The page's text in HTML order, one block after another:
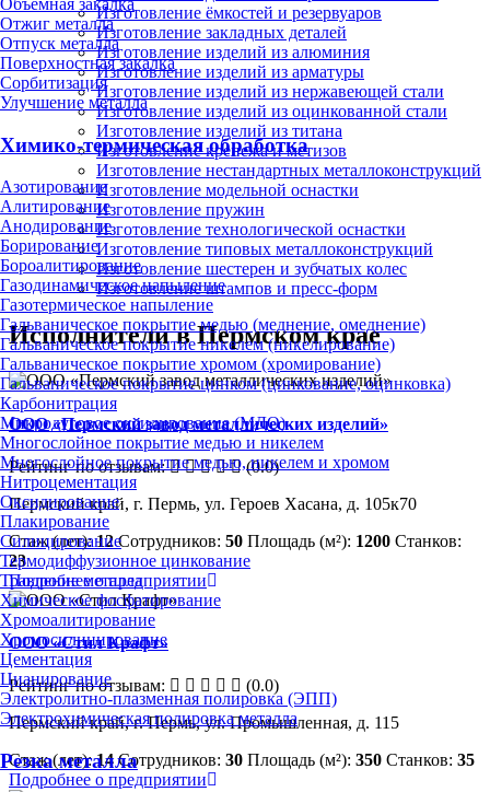
Отжиг металла
Отпуск металла
Поверхностная закалка
Сорбитизация
Улучшение металла
Химико-термическая обработка
Азотирование
Алитирование
Анодирование
Борирование
Бороалитирование
Газодинамическое напыление
Газотермическое напыление
Гальваническое покрытие медью (меднение, омеднение)
Гальваническое покрытие никелем (никелирование)
Гальваническое покрытие хромом (хромирование)
Гальваническое покрытие цинком (цинкование, оцинковка)
Карбонитрация
Микродуговое оксидирование (МДО)
Многослойное покрытие медью и никелем
Многослойное покрытие медью, никелем и хромом
Нитроцементация
Оксидирование
Плакирование
Силицирование
Термодиффузионное цинкование
Травление металла
Химическое фосфатирование
Хромоалитирование
Хромосилицирование
Цементация
Цианирование
Электролитно-плазменная полировка (ЭПП)
Электрохимическая полировка металла
Резка металла
Изготовление ёмкостей и резервуаров
Изготовление закладных деталей
Изготовление изделий из алюминия
Изготовление изделий из арматуры
Изготовление изделий из нержавеющей стали
Изготовление изделий из оцинкованной стали
Изготовление изделий из титана
Изготовление крепежа и метизов
Изготовление нестандартных металлоконструкций
Изготовление модельной оснастки
Изготовление пружин
Изготовление технологической оснастки
Изготовление типовых металлоконструкций
Изготовление шестерен и зубчатых колес
Изготовление штампов и пресс-форм
Исполнители в Пермском крае
ООО «Пермский завод металлических изделий»
Рейтинг по отзывам:
(0.0)
Пермский край, г. Пермь, ул. Героев Хасана, д. 105к70
Стаж (лет):12 Сотрудников: 50 Площадь (м²): 1200 Станков:
23
Подробнее о предприятии
ООО «Стил Крафт»
Рейтинг по отзывам:
(0.0)
Пермский край, г. Пермь, ул. Промышленная, д. 115
Стаж (лет):14 Сотрудников: 30 Площадь (м²): 350 Станков: 35
Подробнее о предприятии